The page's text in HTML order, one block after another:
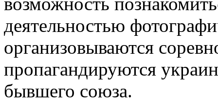
деятельностью
организовываются
пропагандируются
бывшего союза.